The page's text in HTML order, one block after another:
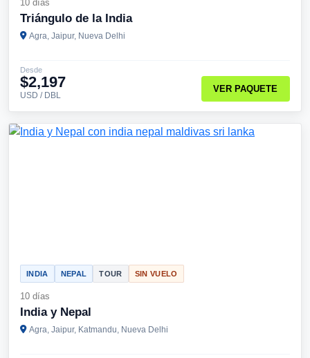
10 días
Triángulo de la India
Agra, Jaipur, Nueva Delhi
Desde
$2,197
USD / DBL
VER PAQUETE
INDIA NEPAL TOUR SIN VUELO
10 días
India y Nepal
Agra, Jaipur, Katmandu, Nueva Delhi